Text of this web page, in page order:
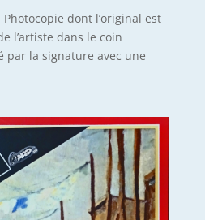
dont l’original est
l’artiste dans le coin
la signature avec une